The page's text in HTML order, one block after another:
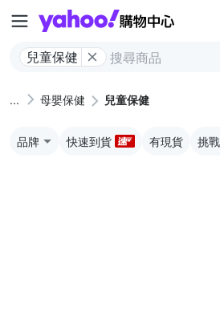
兒童保健
母嬰保健 兒童保健
品牌 快速到貨 有現貨 挑